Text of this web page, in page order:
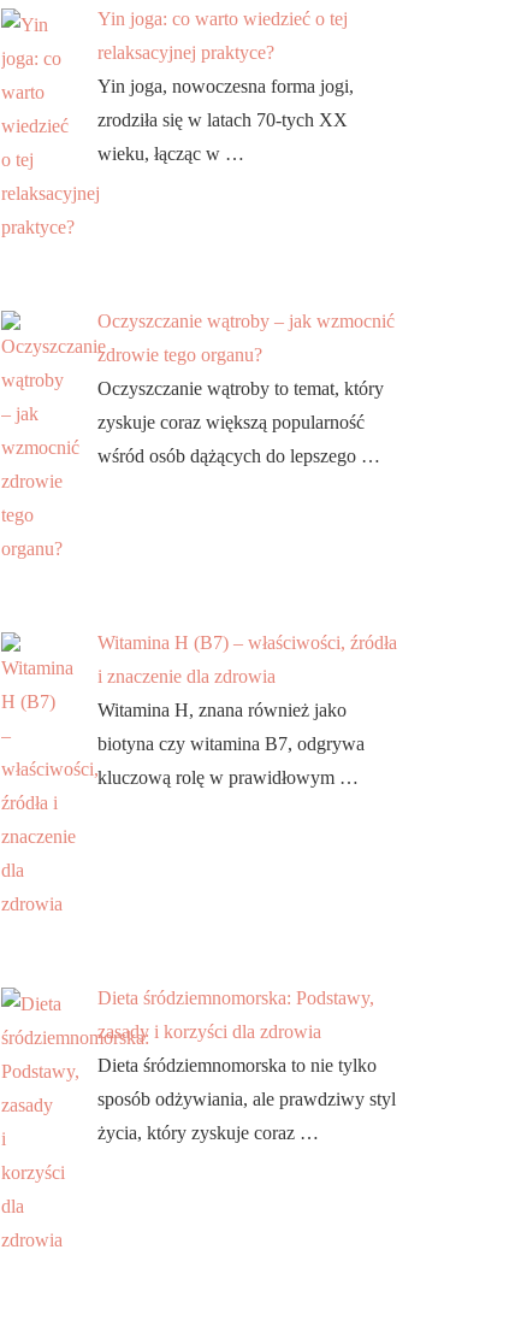
Yin joga: co warto wiedzieć o tej
relaksacyjnej praktyce?
Yin joga, nowoczesna forma jogi,
zrodziła się w latach 70-tych XX
wieku, łącząc w …
Oczyszczanie wątroby – jak wzmocnić
zdrowie tego organu?
Oczyszczanie wątroby to temat, który
zyskuje coraz większą popularność
wśród osób dążących do lepszego …
Witamina H (B7) – właściwości, źródła
i znaczenie dla zdrowia
Witamina H, znana również jako
biotyna czy witamina B7, odgrywa
kluczową rolę w prawidłowym …
Dieta śródziemnomorska: Podstawy,
zasady i korzyści dla zdrowia
Dieta śródziemnomorska to nie tylko
sposób odżywiania, ale prawdziwy styl
życia, który zyskuje coraz …